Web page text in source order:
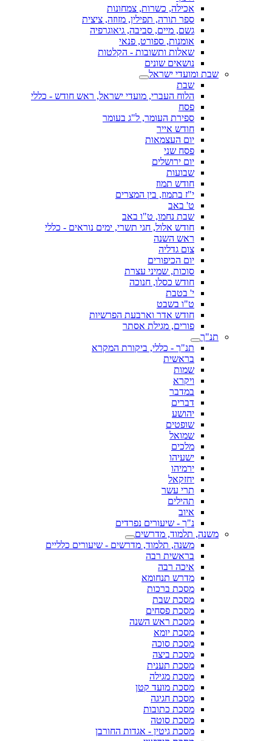
אכילה, כשרות, צמחונות
ספר תורה, תפילין, מזוזה, ציצית
גשם, מיים, סביבה, גיאוגרפיה
אומנות, ספורט, פנאי
שאלות ותשובות - הקלטות
נושאים שונים
שבת ומועדי ישראל
שבת
הלוח העברי, מועדי ישראל, ראש חודש - כללי
פסח
ספירת העומר, ל"ג בעומר
חודש אייר
יום העצמאות
פסח שני
יום ירושלים
שבועות
חודש תמוז
י"ז בתמוז, בין המצרים
ט' באב
שבת נחמו, ט"ו באב
חודש אלול, חגי תשרי, ימים נוראים - כללי
ראש השנה
צום גדליה
יום הכיפורים
סוכות, שמיני עצרת
חודש כסלו, חנוכה
י' בטבת
ט"ו בשבט
חודש אדר וארבעת הפרשיות
פורים, מגילת אסתר
תנ"ך
תנ"ך - כללי, ביקורת המקרא
בראשית
שמות
ויקרא
במדבר
דברים
יהושע
שופטים
שמואל
מלכים
ישעיהו
ירמיהו
יחזקאל
תרי עשר
תהילים
איוב
נ"ך - שיעורים נפרדים
משנה, תלמוד, מדרשים
משנה, תלמוד, מדרשים - שיעורים כלליים
בראשית רבה
איכה רבה
מדרש תנחומא
מסכת ברכות
מסכת שבת
מסכת פסחים
מסכת ראש השנה
מסכת יומא
מסכת סוכה
מסכת ביצה
מסכת תענית
מסכת מגילה
מסכת מועד קטן
מסכת חגיגה
מסכת כתובות
מסכת סוטה
מסכת גיטין - אגדות החורבן